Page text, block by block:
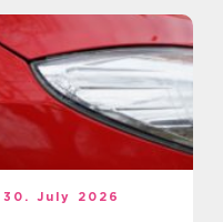
30. July 2026